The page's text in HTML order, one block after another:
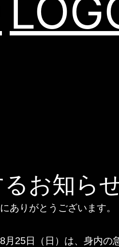
お知ら
ありがとうございます。
25日（日）は、身内の